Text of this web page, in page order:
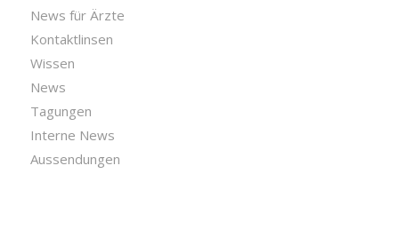
News für Ärzte
Kontaktlinsen
Wissen
News
Tagungen
Interne News
Aussendungen